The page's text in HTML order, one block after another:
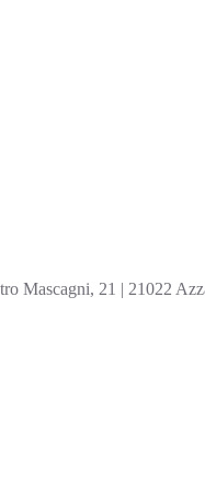
Mascagni, 21 | 21022